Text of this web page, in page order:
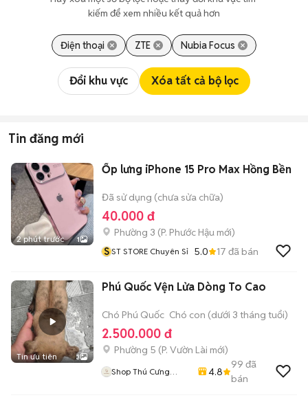
kiếm để xem nhiều kết quả hơn
Điện thoại ZTE Nubia Focus
Đổi khu vực Xóa tất cả bộ lọc
Tin đăng mới
2 phút trước 1
Ốp lưng iPhone 15 Pro Max Hồng Bền
Đã sử dụng (chưa sửa chữa)
40.000 đ
Phường 3 (P. Phước Hậu mới)
S ST STORE Chuyên Sỉ 5.0 17 đã bán
Tin ưu tiên 3
Phú Quốc Vện Lửa Dòng To Cao
Chó Phú Quốc Chó con (dưới 3 tháng tuổi)
2.500.000 đ
Phường 5 (P. Vườn Lài mới)
Shop Thú Cưng
4.8
99 đã
bán